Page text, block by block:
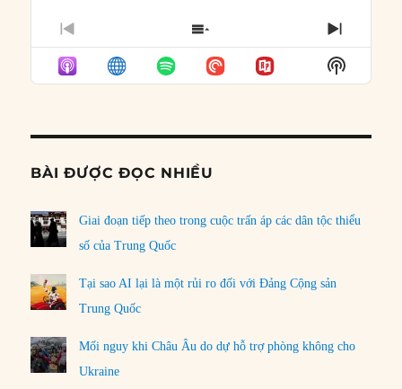
PREVIOUS
EPISODE
SHOW
EPISODES
LIST
NEXT
Show
Podcast
BÀI ĐƯỢC ĐỌC NHIỀU
Giai đoạn tiếp theo trong cuộc trấn áp các dân tộc thiểu
số của Trung Quốc
Tại sao AI lại là một rủi ro đối với Đảng Cộng sản
Trung Quốc
Mối nguy khi Châu Âu do dự hỗ trợ phòng không cho
Ukraine